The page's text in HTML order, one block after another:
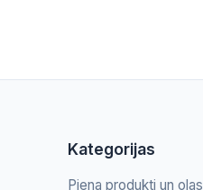
Kategorijas
Piena produkti un olas